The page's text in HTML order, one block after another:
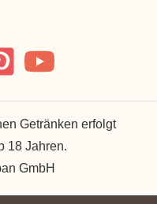
Getränken erfolgt
18 Jahren.
GmbH